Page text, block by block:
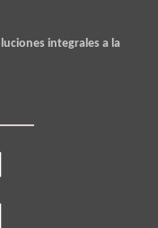
integrales a la